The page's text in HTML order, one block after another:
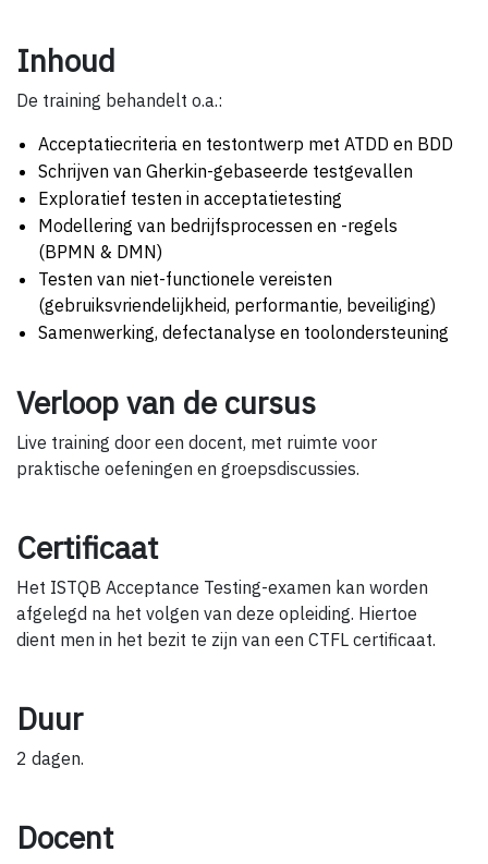
Inhoud
De training behandelt o.a.:
Acceptatiecriteria en testontwerp met ATDD en BDD
Schrijven van Gherkin-gebaseerde testgevallen
Exploratief testen in acceptatietesting
Modellering van bedrijfsprocessen en -regels
(BPMN & DMN)
Testen van niet-functionele vereisten
(gebruiksvriendelijkheid, performantie, beveiliging)
Samenwerking, defectanalyse en toolondersteuning
Verloop van de cursus
Live training door een docent, met ruimte voor
praktische oefeningen en groepsdiscussies.
Certificaat
Het ISTQB Acceptance Testing-examen kan worden
afgelegd na het volgen van deze opleiding. Hiertoe
dient men in het bezit te zijn van een CTFL certificaat.
Duur
2 dagen.
Docent